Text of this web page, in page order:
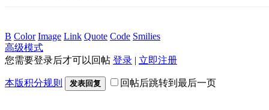
B Color Image Link Quote Code Smilies
高级模式
您需要登录后才可以回帖 登录 | 立即注册
本版积分规则 发表回复 回帖后跳转到最后一页